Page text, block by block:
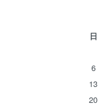
日
6
13
20